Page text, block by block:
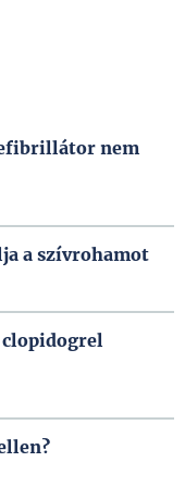
nem
a szívrohamot